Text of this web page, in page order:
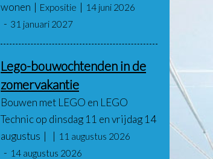
wonen
Expositie
14 juni 2026
31 januari 2027
Lego-bouwochtenden in de
zomervakantie
Bouwen met LEGO en LEGO
Technic op dinsdag 11 en vrijdag 14
augustus
11 augustus 2026
14 augustus 2026